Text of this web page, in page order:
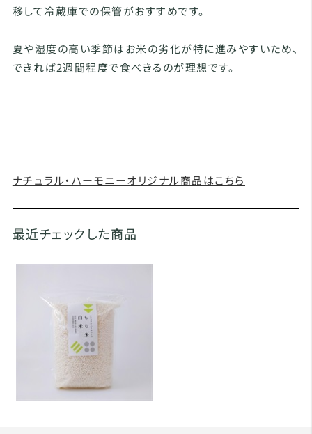
移して冷蔵庫での保管がおすすめです。
夏や湿度の高い季節はお米の劣化が特に進みやすいため、
できれば2週間程度で食べきるのが理想です。
ナチュラル・ハーモニーオリジナル商品はこちら
最近チェックした商品